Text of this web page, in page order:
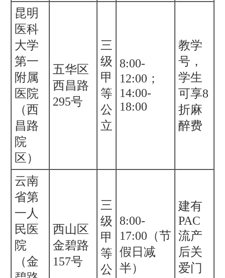
昆明
医科
大学
第一
附属
医院
（西
昌路
院
区）
五华区
西昌路
295号
三
级
甲
等
公
立
8:00-
12:00；
14:00-
18:00
教学
号，
学生
可享8
折麻
醉费
云南
省第
一人
民医
院
（金
西山区
金碧路
157号
三
级
甲
等
公
8:00-
17:00（节
假日减
半）
建有
PAC
流产
后关
爱门